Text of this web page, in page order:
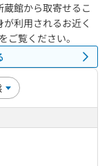
館から取寄せるこ
利用されるお近く
をご覧ください。